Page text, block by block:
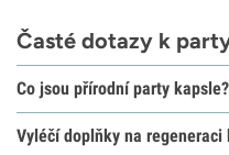
Časté dotazy k
Co jsou přírodní party kapsle?
Vyléčí doplňky na regeneraci